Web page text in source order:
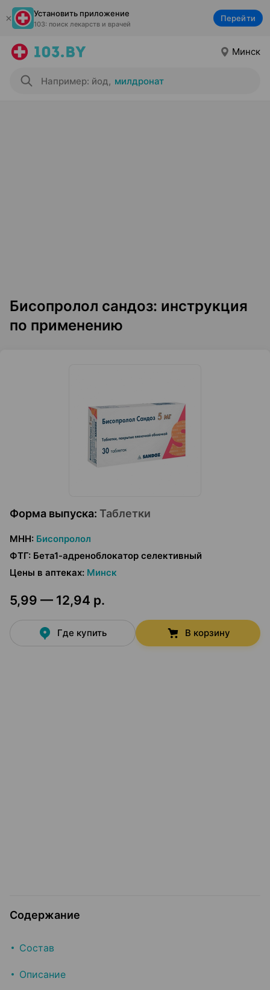
Установить приложение
103: поиск лекарств и врачей
Перейти
Минск
Например: йод, милдронат
Бисопролол сандоз: инструкция
по применению
Форма выпуска: Таблетки
МНН: Бисопролол
ФТГ: Бета1-адреноблокатор селективный
Цены в аптеках: Минск
5,99 — 12,94 р.
Где купить В корзину
Содержание
Состав
Описание